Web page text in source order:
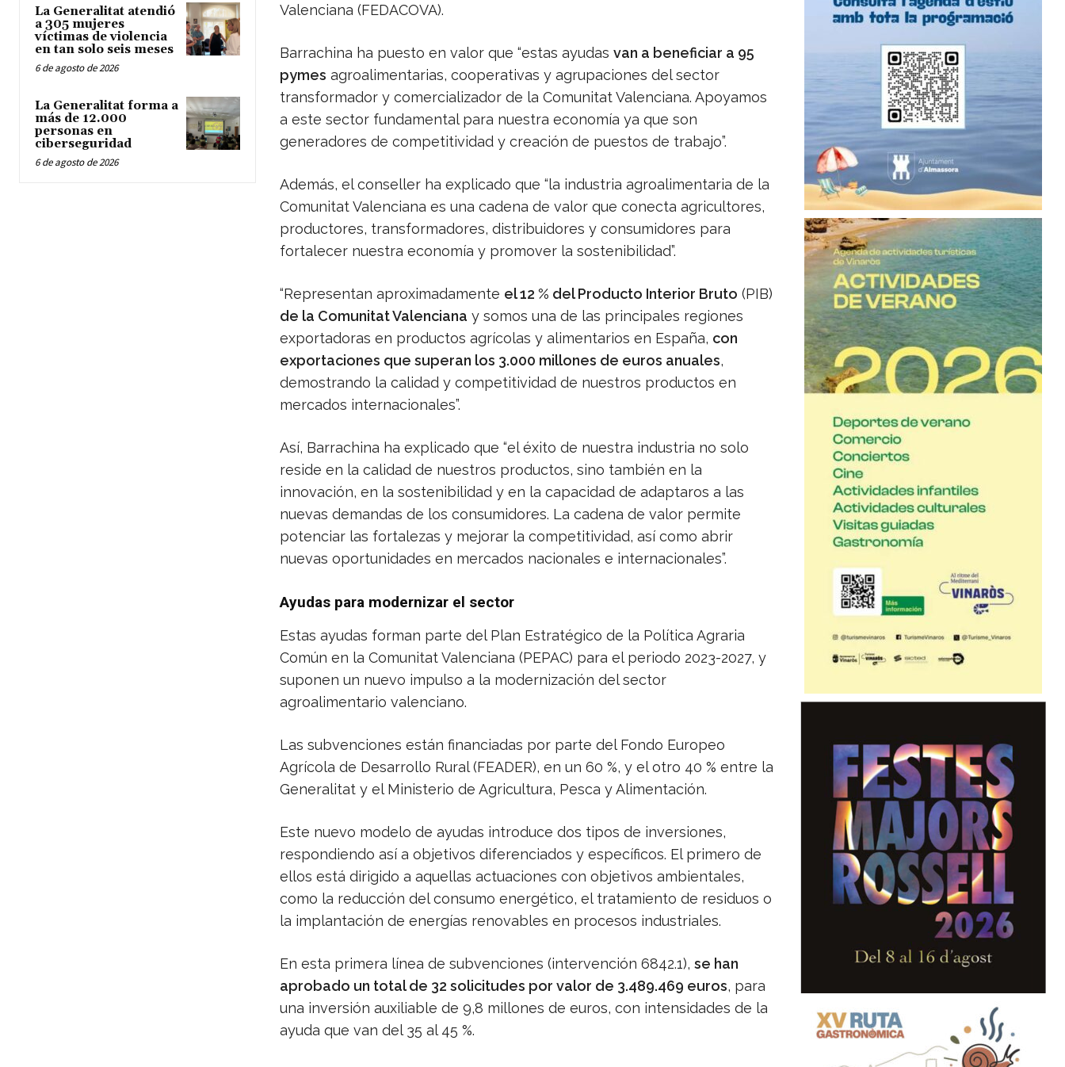
La Generalitat atendió
a 305 mujeres
víctimas de violencia
en tan solo seis meses
6 de agosto de 2026
La Generalitat forma a
más de 12.000
personas en
ciberseguridad
6 de agosto de 2026
Valenciana (FEDACOVA).
Barrachina ha puesto en valor que “estas ayudas van a beneficiar a 95
pymes agroalimentarias, cooperativas y agrupaciones del sector
transformador y comercializador de la Comunitat Valenciana. Apoyamos
a este sector fundamental para nuestra economía ya que son
generadores de competitividad y creación de puestos de trabajo”.
Además, el conseller ha explicado que “la industria agroalimentaria de la
Comunitat Valenciana es una cadena de valor que conecta agricultores,
productores, transformadores, distribuidores y consumidores para
fortalecer nuestra economía y promover la sostenibilidad”.
“Representan aproximadamente el 12 % del Producto Interior Bruto (PIB)
de la Comunitat Valenciana y somos una de las principales regiones
exportadoras en productos agrícolas y alimentarios en España, con
exportaciones que superan los 3.000 millones de euros anuales,
demostrando la calidad y competitividad de nuestros productos en
mercados internacionales”.
Así, Barrachina ha explicado que “el éxito de nuestra industria no solo
reside en la calidad de nuestros productos, sino también en la
innovación, en la sostenibilidad y en la capacidad de adaptaros a las
nuevas demandas de los consumidores. La cadena de valor permite
potenciar las fortalezas y mejorar la competitividad, así como abrir
nuevas oportunidades en mercados nacionales e internacionales”.
Ayudas para modernizar el sector
Estas ayudas forman parte del Plan Estratégico de la Política Agraria
Común en la Comunitat Valenciana (PEPAC) para el periodo 2023-2027, y
suponen un nuevo impulso a la modernización del sector
agroalimentario valenciano.
Las subvenciones están financiadas por parte del Fondo Europeo
Agrícola de Desarrollo Rural (FEADER), en un 60 %, y el otro 40 % entre la
Generalitat y el Ministerio de Agricultura, Pesca y Alimentación.
Este nuevo modelo de ayudas introduce dos tipos de inversiones,
respondiendo así a objetivos diferenciados y específicos. El primero de
ellos está dirigido a aquellas actuaciones con objetivos ambientales,
como la reducción del consumo energético, el tratamiento de residuos o
la implantación de energías renovables en procesos industriales.
En esta primera línea de subvenciones (intervención 6842.1), se han
aprobado un total de 32 solicitudes por valor de 3.489.469 euros, para
una inversión auxiliable de 9,8 millones de euros, con intensidades de la
ayuda que van del 35 al 45 %.